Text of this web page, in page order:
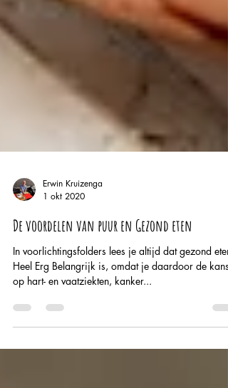
Erwin Kruizenga
1 okt 2020
De voordelen van puur en Gezond eten
In voorlichtingsfolders lees je altijd dat gezond eten
Heel Erg Belangrijk is, omdat je daardoor de kans